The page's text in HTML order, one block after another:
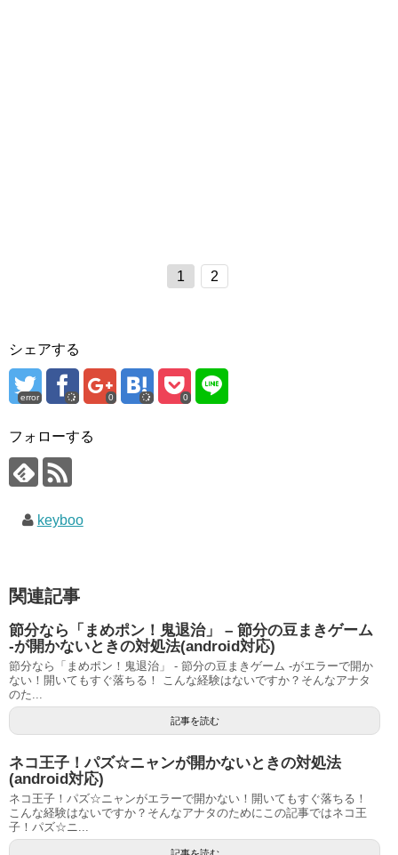
1 2
シェアする
error 0 0
フォローする
keyboo
関連記事
節分なら「まめポン！鬼退治」 – 節分の豆まきゲーム
-が開かないときの対処法(android対応)
節分なら「まめポン！鬼退治」 - 節分の豆まきゲーム -がエラーで開か
ない！開いてもすぐ落ちる！ こんな経験はないですか？そんなアナタ
のた...
記事を読む
ネコ王子！パズ☆ニャンが開かないときの対処法
(android対応)
ネコ王子！パズ☆ニャンがエラーで開かない！開いてもすぐ落ちる！
こんな経験はないですか？そんなアナタのためにこの記事ではネコ王
子！パズ☆ニ...